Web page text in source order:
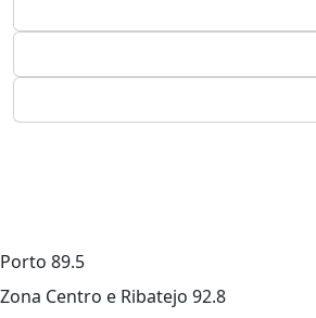
Porto 89.5
Zona Centro e Ribatejo 92.8